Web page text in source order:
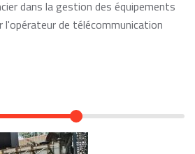
dans la gestion des équipements
de télécommunication